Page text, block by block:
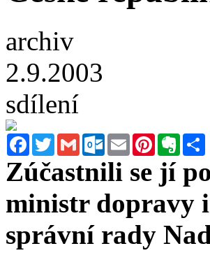
archiv
2.9.2003
sdílení
FacebookTwitterGmail Outlook.com
Email Pinterest
Zúčastnili se jí
ministr dopravy
správní rady